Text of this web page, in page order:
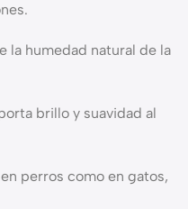
la humedad natural de la
brillo y suavidad al
perros como en gatos,